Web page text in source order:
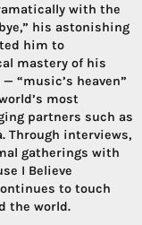
with the
his astonishing
him to
mastery of his
“music’s heaven”
most
partners such as
Through interviews,
gatherings with
I Believe
to touch
the world.